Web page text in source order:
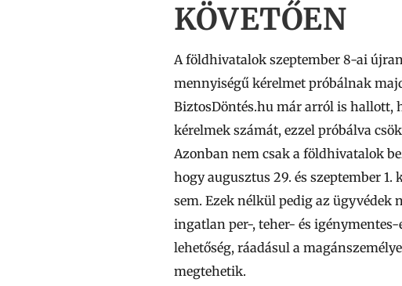
KÖVETŐEN
A földhivatalok szeptember 8-ai
mennyiségű kérelmet próbálnak
BiztosDöntés.hu már arról is hallott,
kérelmek számát, ezzel próbálva
Azonban nem csak a földhivatalok
hogyaugusztus 29. és szeptember
sem. Ezek nélkül pedig az
ingatlan per-, teher- és
lehetőség, ráadásul a
megtehetik.